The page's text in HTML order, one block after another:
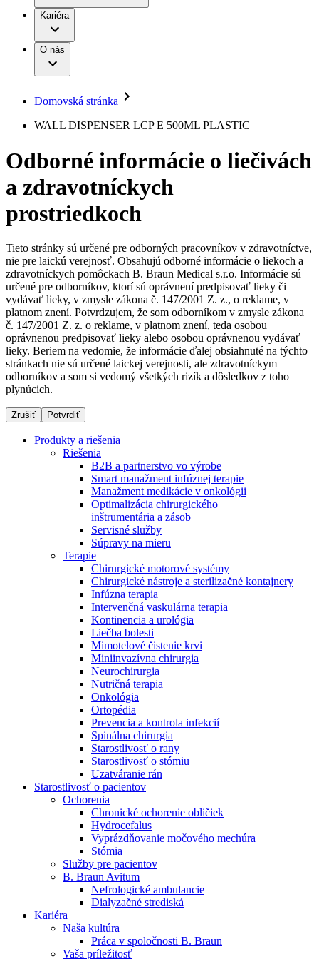
Terapie
Kontinencia a urológia
Liečba bolesti
Miniinvazívna chirurgia
Nutričná terapia
Onkológia
Ortopédia
Prevencia a kontrola infekcií
Spinálna chirurgia
Starostlivosť o rany
Uzatváranie rán
Riešenia
Terapie
Produktový katalóg​
Objavte naše produkty. ​Navštívte produktový katalóg B.
Braun​ s našim kompletným produktovým portfóliom.​
B. Braun Avitum
Ochorenia
Služby pre pacientov
Dialyzačné strediská
B. Braun Avitum poskytuje kvalitnú dialyzačnú starostlivosť
vo všetkých svojich strediskách na Slovensku. Viac
informácií nájdete na stránke jednotlivých stredísk.
Nefrologické ambulancie
V nefrologických ambulanciách prevádzkujeme poradenstvo
a prípravu pacientov k jednotlivým metódam náhrady funkcie
obličiek. Zvoľte si mesto, ktoré potrebujete a navštívte nás.
Práca a kariéra
Naša kultúra
Vaša príležitosť
Nájdite si prácu u nás​
Objavte svoje kariérne príležitosti ​v B. Braun. Vyhľadajte náš
trh práce​ pre zaujímavé pozície na Slovensku.​
Zodpovednosť
Médiá
Tlačové správy
Kontakt
Kontaktný formulár
Spoločnosť
Médiá
Kontakt
Zostaňte v dialógu s B. Braun. Kontaktujte nás.
Kariéra
O nás
Domovská stránka
WALL DISPENSER LCP E 500ML PLASTIC
Odborné informácie o liečivách
a zdravotníckych
prostriedkoch
Tieto stránky sú určené pre odborných pracovníkov v zdravotníctve,
nie pre laickú verejnosť. Obsahujú odborné informácie o liekoch a
zdravotníckych pomôckach B. Braun Medical s.r.o. Informácie sú
určené pre odborníkov, ktorí sú oprávnení predpisovať lieky či
vydávať lieky, v zmysle zákona č. 147/2001 Z. z., o reklame, v
platnom znení. Potvrdzujem, že som odborníkom v zmysle zákona
č. 147/2001 Z. z. o reklame, v platnom znení, teda osobou
oprávnenou predpisovať lieky alebo osobou oprávnenou vydávať
lieky. Beriem na vedomie, že informácie ďalej obsiahnuté na týchto
stránkach nie sú určené laickej verejnosti, ale zdravotníckym
odborníkov a som si vedomý všetkých rizík a dôsledkov z toho
plynúcich.
Zrušiť Potvrdiť
Produkty a riešenia
Riešenia
B2B a partnerstvo vo výrobe
Smart manažment infúznej terapie
Manažment medikácie v onkológii
Optimalizácia chirurgického
inštrumentária a zásob
Servisné služby
Súpravy na mieru
Terapie
Chirurgické motorové systémy
Chirurgické nástroje a sterilizačné kontajnery
Infúzna terapia
Intervenčná vaskulárna terapia
Kontinencia a urológia
Liečba bolesti
Mimotelové čistenie krvi
Miniinvazívna chirurgia
Neurochirurgia
Nutričná terapia
Onkológia
Ortopédia
Prevencia a kontrola infekcií
Spinálna chirurgia
Starostlivosť o rany
Starostlivosť o stómiu
Uzatváranie rán
Starostlivosť o pacientov
Ochorenia
Chronické ochorenie obličiek
Hydrocefalus
Vyprázdňovanie močového mechúra
Stómia
Služby pre pacientov
B. Braun Avitum
Nefrologické ambulancie
Dialyzačné strediská
Kariéra
Naša kultúra
Práca v spoločnosti B. Braun
Vaša príležitosť